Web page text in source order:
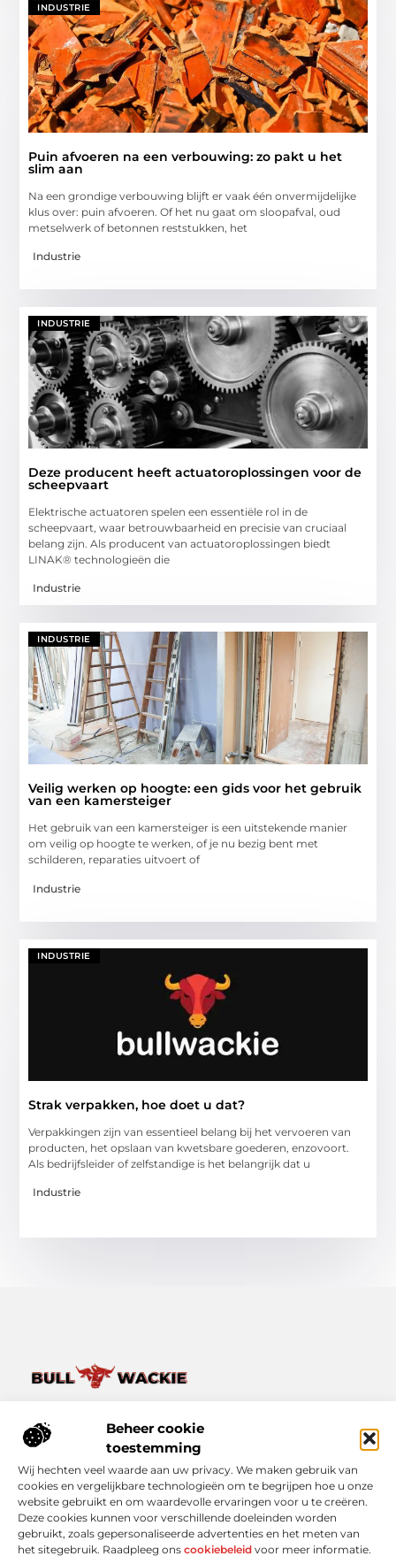
Beheer cookie
toestemming
Wij hechten veel waarde aan uw privacy. We maken gebruik van
cookies en vergelijkbare technologieën om te begrijpen hoe u onze
website gebruikt en om waardevolle ervaringen voor u te creëren.
Deze cookies kunnen voor verschillende doeleinden worden
gebruikt, zoals gepersonaliseerde advertenties en het meten van
het sitegebruik. Raadpleeg ons cookiebeleid voor meer informatie.
INDUSTRIE
Puin afvoeren na een verbouwing: zo pakt u het
slim aan
Na een grondige verbouwing blijft er vaak één onvermijdelijke
klus over: puin afvoeren. Of het nu gaat om sloopafval, oud
metselwerk of betonnen reststukken, het
Industrie
INDUSTRIE
Deze producent heeft actuatoroplossingen voor de
scheepvaart
Elektrische actuatoren spelen een essentiële rol in de
scheepvaart, waar betrouwbaarheid en precisie van cruciaal
belang zijn. Als producent van actuatoroplossingen biedt
LINAK® technologieën die
Industrie
INDUSTRIE
Veilig werken op hoogte: een gids voor het gebruik
van een kamersteiger
Het gebruik van een kamersteiger is een uitstekende manier
om veilig op hoogte te werken, of je nu bezig bent met
schilderen, reparaties uitvoert of
Industrie
INDUSTRIE
Strak verpakken, hoe doet u dat?
Verpakkingen zijn van essentieel belang bij het vervoeren van
producten, het opslaan van kwetsbare goederen, enzovoort.
Als bedrijfsleider of zelfstandige is het belangrijk dat u
Industrie
het op Bullwackie.nl.
Verken een breed scala aan blogs en artikelen die je inspireren,
informeren en verrijken, van kleine momenten tot grote
inzichten.
Bericht categorie